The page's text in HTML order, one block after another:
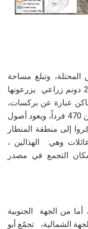
وتبلغ مساحة
مسطح البناء لهذا التجمع 36 دونم، و200 دونم زراعي يزرعونها
عبارة عن بركسات،
ويعيش في هذا التجمع 68 أسرة تتكون من 470 فرداً، ويعود أصول
إلى منطقة المنطار
1948م، وهم عبارة عن 4 عائلات وهي: الهذالين ،
التجمع في مصدر
من الجهة الجنوبية
الشمالية، تجمّع أبو